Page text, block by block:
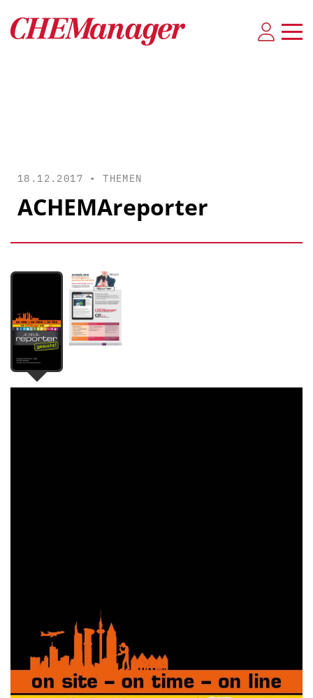
18.12.2017 •THEMEN
ACHEMAreporter